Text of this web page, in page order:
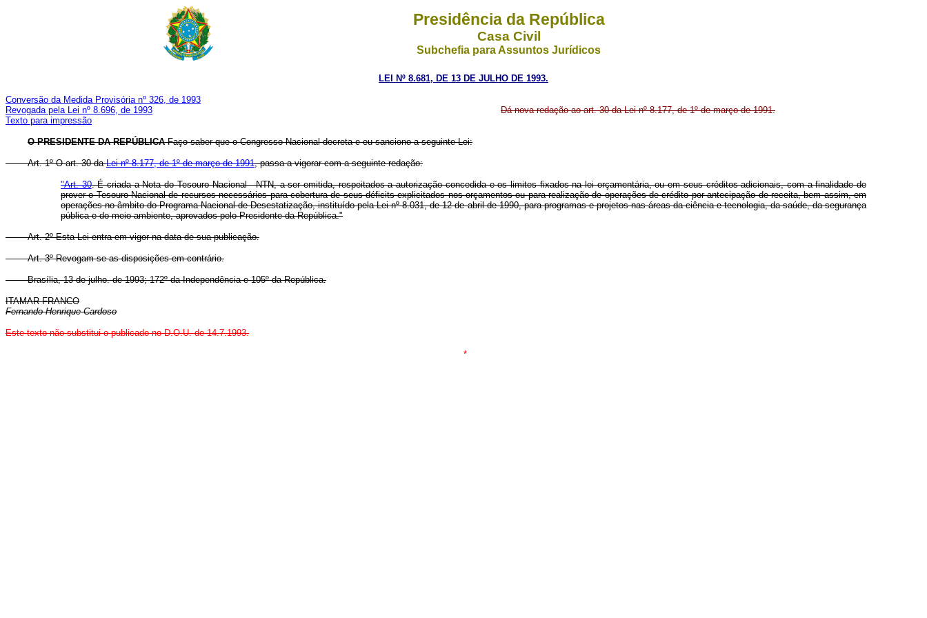
Presidência da República
Casa Civil
Subchefia para Assuntos Jurídicos
LEI Nº 8.681, DE 13 DE JULHO DE 1993.
Conversão da Medida Provisória nº 326, de 1993
Revogada pela Lei nº 8.696, de 1993
Texto para impressão
Dá nova redação ao art. 30 da Lei nº 8.177, de 1º de março de 1991.
O PRESIDENTE DA REPÚBLICAFaço saber que o Congresso Nacional decreta e eu sanciono a seguinte Lei:
Art. 1º O art. 30 daLei nº 8.177, de 1º de março de 1991, passa a vigorar com a seguinte redação:
"Art. 30. É criada a Nota do Tesouro Nacional - NTN, a ser emitida, respeitados a autorização concedida e os limites fixados na lei orçamentária, ou em seus créditos adicionais, com a finalidade de
prover o Tesouro Nacional de recursos necessários para cobertura de seus déficits explicitados nos orçamentos ou para realização de operações de crédito por antecipação de receita, bem assim, em
operações no âmbito do Programa Nacional de Desestatização, instituído pela Lei nº 8.031, de 12 de abril de 1990, para programas e projetos nas áreas da ciência e tecnologia, da saúde, da segurança
pública e do meio ambiente, aprovados pelo Presidente da República."
Art. 2º Esta Lei entra em vigor na data de sua publicação.
Art. 3º Revogam-se as disposições em contrário.
Brasília, 13 de julho. de 1993; 172º da Independência e 105º da República.
ITAMAR FRANCO
Fernando Henrique Cardoso
Este texto não substitui o publicado no D.O.U. de 14.7.1993.
*